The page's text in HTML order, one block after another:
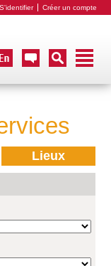
S'identifier Créer un compte
Lieux